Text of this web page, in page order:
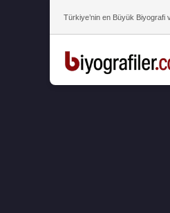
Türkiye’nin en Büyük Biyografi